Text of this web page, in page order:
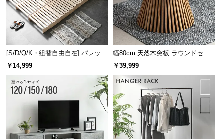
[S/D/Q/K・組替自由自在] パレット
ベッド 8/12/16枚セット
￥14,999
幅80cm 天然木突板 ラウンドセン
ターテーブル 美しい格子デザイン
￥39,999